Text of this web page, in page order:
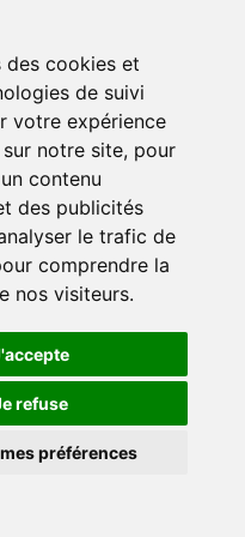
des cookies et
de suivi
votre expérience
notre site, pour
contenu
des publicités
le trafic de
comprendre la
nos visiteurs.
refuse
préférences